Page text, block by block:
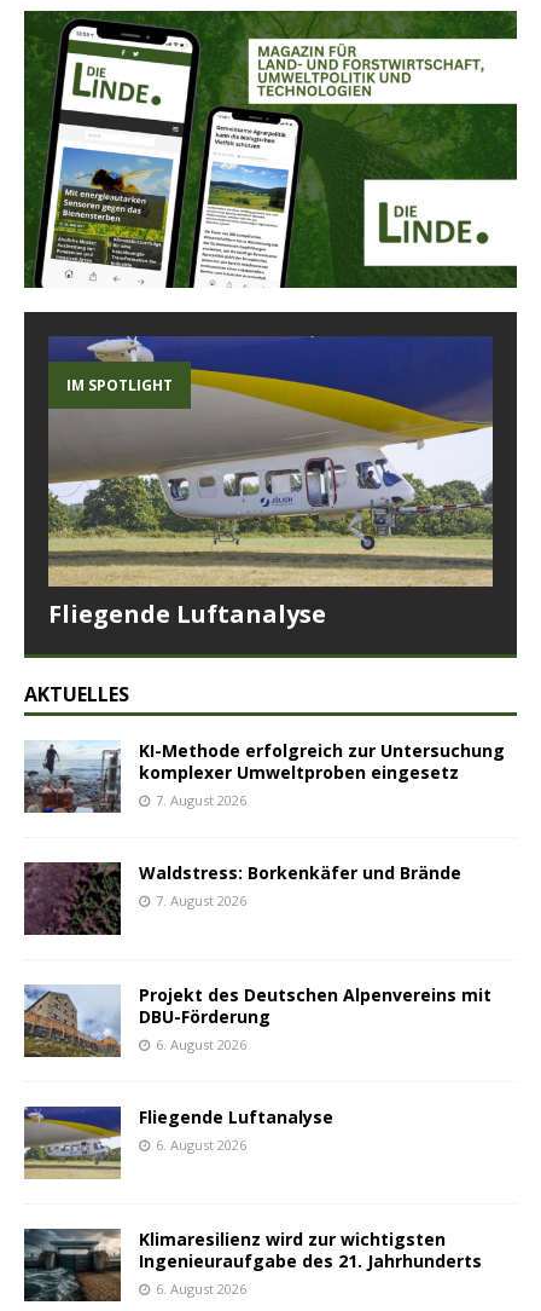
IM SPOTLIGHT
Fliegende Luftanalyse
AKTUELLES
KI-Methode erfolgreich zur Untersuchung
komplexer Umweltproben eingesetz
7. August 2026
Waldstress: Borkenkäfer und Brände
7. August 2026
Projekt des Deutschen Alpenvereins mit
DBU-Förderung
6. August 2026
Fliegende Luftanalyse
6. August 2026
Klimaresilienz wird zur wichtigsten
Ingenieuraufgabe des 21. Jahrhunderts
6. August 2026